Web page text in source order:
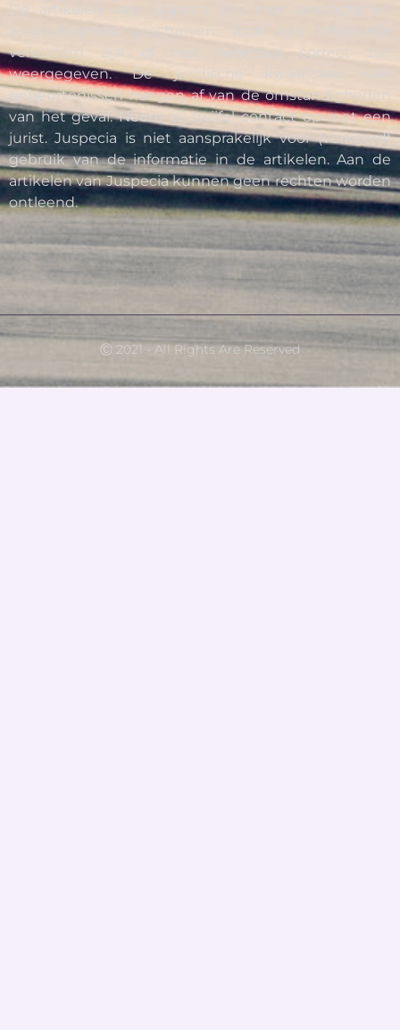
De artikelen van Juspecia zijn met aandacht en
zorgvuldigheid geschreven. Toch kan informatie
verouderd zijn of niet helemaal correct zijn
weergegeven. De juridische kwalificatie van
gebeurtenissen hangen af van de omstandigheden
van het geval. Neem bij twijfel contact op met een
jurist. Juspecia is niet aansprakelijk voor (verkeerd)
gebruik van de informatie in de artikelen. Aan de
artikelen van Juspecia kunnen geen rechten worden
ontleend.
Ⓒ 2021 - All Rights Are Reserved